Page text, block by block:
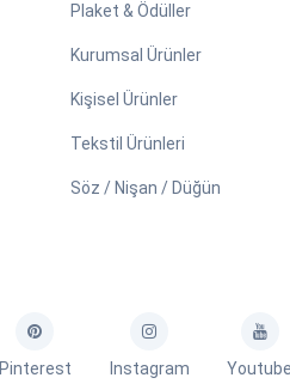
Plaket & Ödüller
Kurumsal Ürünler
Kişisel Ürünler
Tekstil Ürünleri
Söz / Nişan / Düğün
Pinterest Instagram